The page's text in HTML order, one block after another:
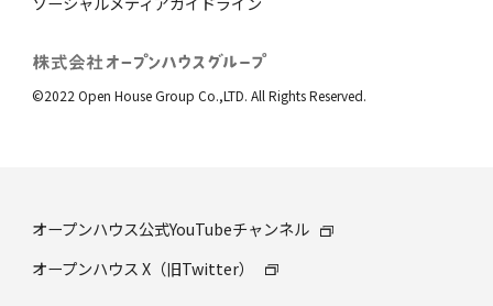
©2022 Open House Group Co.,LTD. All Rights Reserved.
オープンハウス公式YouTubeチャンネル
オープンハウス X（旧Twitter）